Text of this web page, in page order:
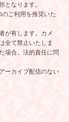
となります。
ご利用を推奨いた
が有します。カメ
全て禁止いたしま
場合、法的責任に問
ーカイブ配信のない